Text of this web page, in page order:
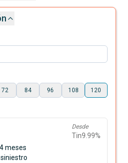
72 84 96 108 120
Desde
Tin9.99%
meses